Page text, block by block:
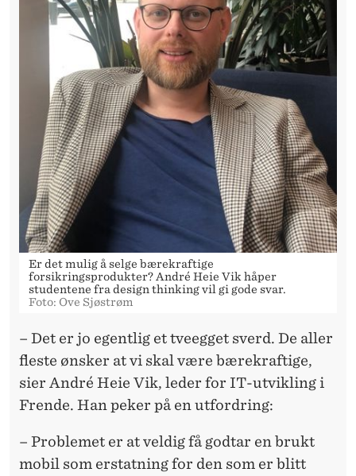
Er det mulig å selge bærekraftige
forsikringsprodukter? André Heie Vik håper
studentene fra design thinking vil gi gode svar.
Foto: Ove Sjøstrøm
– Det er jo egentlig et tveegget sverd. De aller
fleste ønsker at vi skal være bærekraftige,
sier André Heie Vik, leder for IT-utvikling i
Frende. Han peker på en utfordring:
– Problemet er at veldig få godtar en brukt
mobil som erstatning for den som er blitt